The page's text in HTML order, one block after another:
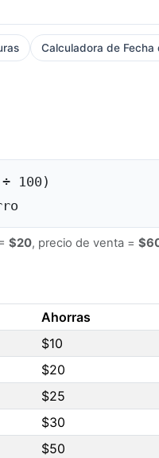
Calculadora de Fecha
100)
$20, precio de venta =
Ahorras
$10
$20
$25
$30
$50